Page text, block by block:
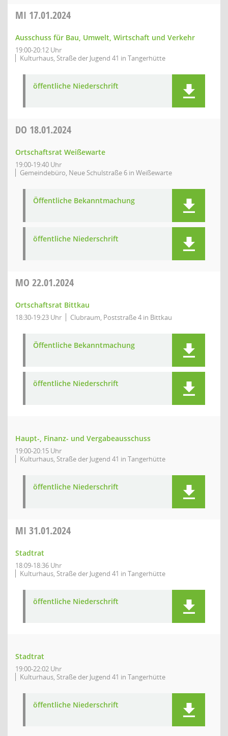
MI 17.01.2024
Ausschuss für Bau, Umwelt, Wirtschaft und Verkehr
19:00-20:12 Uhr
Kulturhaus, Straße der Jugend 41 in Tangerhütte
öffentliche Niederschrift
DO 18.01.2024
Ortschaftsrat Weißewarte
19:00-19:40 Uhr
Gemeindebüro, Neue Schulstraße 6 in Weißewarte
Öffentliche Bekanntmachung
öffentliche Niederschrift
MO 22.01.2024
Ortschaftsrat Bittkau
18:30-19:23 Uhr Clubraum, Poststraße 4 in Bittkau
Öffentliche Bekanntmachung
öffentliche Niederschrift
Haupt-, Finanz- und Vergabeausschuss
19:00-20:15 Uhr
Kulturhaus, Straße der Jugend 41 in Tangerhütte
öffentliche Niederschrift
MI 31.01.2024
Stadtrat
18:09-18:36 Uhr
Kulturhaus, Straße der Jugend 41 in Tangerhütte
öffentliche Niederschrift
Stadtrat
19:00-22:02 Uhr
Kulturhaus, Straße der Jugend 41 in Tangerhütte
öffentliche Niederschrift